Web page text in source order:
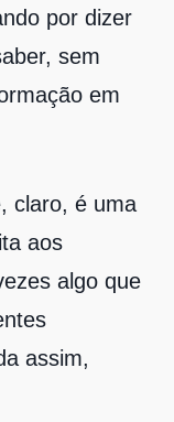
por dizer
sem
em
claro, é uma
aos
algo que
assim,